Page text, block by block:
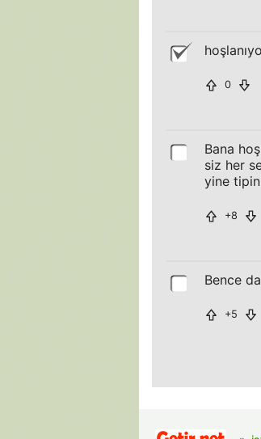
0
Bana
siz her
yine
+8
Bence
+5